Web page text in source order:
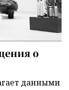
о
данными